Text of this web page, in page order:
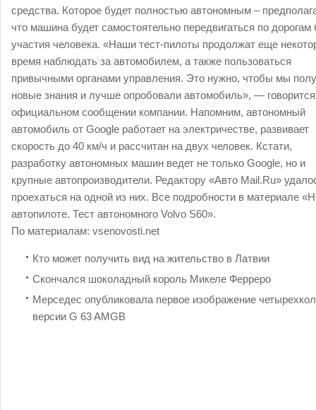
средства. Которое будет полностью автономным –
что машина будет самостоятельно передвигаться по дорогам
участия человека. «Наши тест-пилоты продолжат еще
время наблюдать за автомобилем, а также пользоваться
привычными органами управления. Это нужно, чтобы мы
новые знания и лучше опробовали автомобиль», —
официальном сообщении компании. Напомним, автономный
автомобиль от Google работает на электричестве, развивает
скорость до 40 км/ч и рассчитан на двух человек. Кстати,
разработку автономных машин ведет не только Google, но и
крупные автопроизводители. Редактору «Авто Mail.Ru»
проехаться на одной из них. Все подробности в материале
автопилоте. Тест автономного Volvo S60».
По материалам: vsenovosti.net
Кто может получить вид на жительство в Латвии
Скончался шоколадный король Микеле Ферреро
Мерседес опубликовала первое изображение
версии G 63 AMGВ